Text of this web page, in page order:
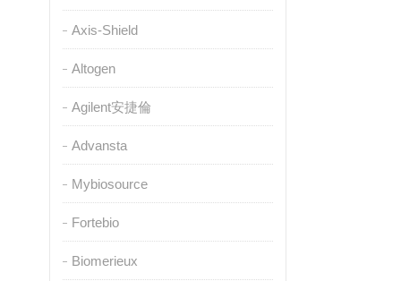
Axis-Shield
Altogen
Agilent安捷倫
Advansta
Mybiosource
Fortebio
Biomerieux